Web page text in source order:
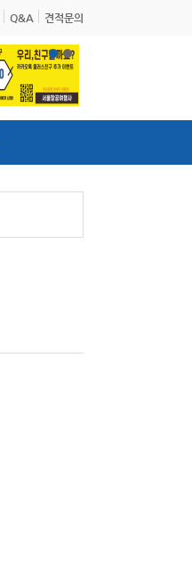
Q&A 견적문의